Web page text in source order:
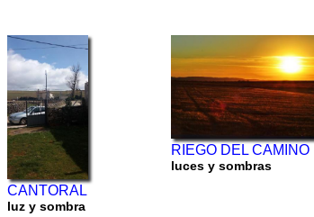
CANTORAL
luz y sombra
RIEGO DEL CAMINO
luces y sombras